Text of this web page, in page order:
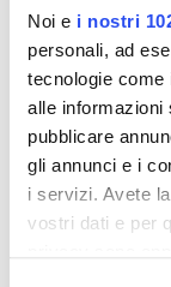
Noi e i nostri
personali, ad
tecnologie
alle informazioni
pubblicare
gli annunci e i
i servizi. Avete
vostri dati e per
-42%